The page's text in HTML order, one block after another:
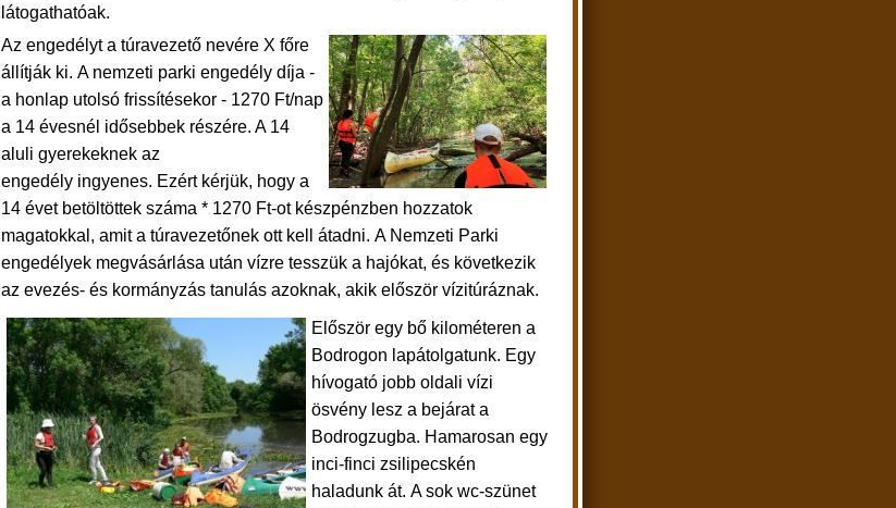
látogathatóak.
Az engedélyt a túravezető nevére X főre
állítják ki. A nemzeti parki engedély díja -
a honlap utolsó frissítésekor - 1270 Ft/nap
a 14 évesnél idősebbek részére. A 14
aluli gyerekeknek az
engedély ingyenes. Ezért kérjük, hogy a
14 évet betöltöttek száma * 1270 Ft-ot készpénzben hozzatok
magatokkal, amit a túravezetőnek ott kell átadni. A Nemzeti Parki
engedélyek megvásárlása után vízre tesszük a hajókat, és következik
az evezés- és kormányzás tanulás azoknak, akik először vízitúráznak.
Először egy bő kilométeren a
Bodrogon lapátolgatunk. Egy
hívogató jobb oldali vízi
ösvény lesz a bejárat a
Bodrogzugba. Hamarosan egy
inci-finci zsilipecskén
haladunk át. A sok wc-szünet